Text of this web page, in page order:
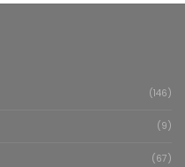
(146)
(9)
(67)